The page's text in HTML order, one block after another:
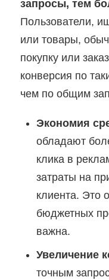
запросы, тем
Пользователи,
или товары,
покупку или
конверсия по
чем по общим
Экономия
обладают
клика в
затраты на
клиента. Это
бюджетных
важна.
Увеличение
точным